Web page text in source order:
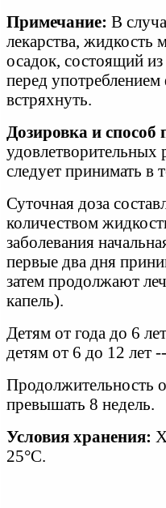
Примечание: В
лекарства, жидкость
осадок, состоящий
перед
встряхнуть.
Дозировка и способ
удовлетворительных
следует принимать в
Суточная доза
количеством
заболевания
первые два дня
затем продолжают
капель).
Детям от года до 6
детям от 6 до 12 лет
Продолжительность
превышать 8 недель.
Условия хранения:
25°С.